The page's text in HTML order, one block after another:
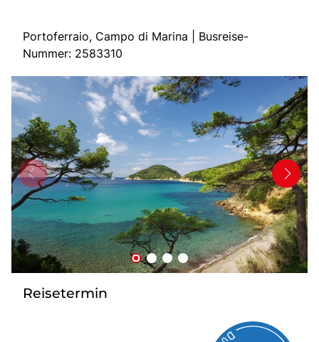
Kontakt
Start
Tagesfahrten
Mehrtagesfahrten
Bus mieten
Katalog anfordern
Uber uns
Portoferraio, Campo di Marina | Busreise-
Nummer: 2583310
Reisetermin